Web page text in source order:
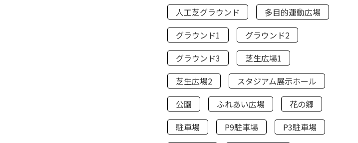
人工芝グラウンド
多目的運動広場
グラウンド1
グラウンド2
グラウンド3
芝生広場1
芝生広場2
スタジアム展示ホール
公園
ふれあい広場
花の郷
駐車場
P9駐車場
P3駐車場